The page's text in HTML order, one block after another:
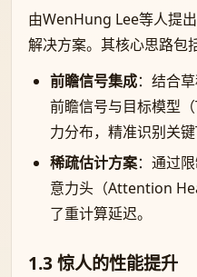
由WenHung Lee等人提
解决方案。其核心思路包括
前瞻信号集成：结合
前瞻信号与目标模型
力分布，精准识别关键
稀疏估计方案：通过
意力头（Attention
了重计算延迟。
1.3 惊人的性能提升